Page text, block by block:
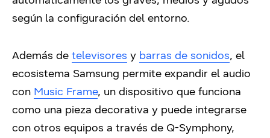
según la configuración del entorno.
Además de televisores y barras de sonidos, el
ecosistema Samsung permite expandir el audio
con Music Frame, un dispositivo que funciona
como una pieza decorativa y puede integrarse
con otros equipos a través de Q-Symphony,